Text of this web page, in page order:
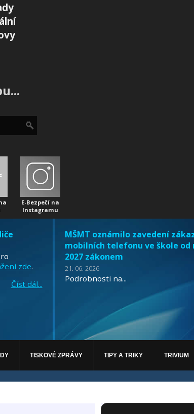
E-Bezpečí na
Instagramu
zde.
Číst dál...
MŠMT oznámilo zavedení
mobilních telefonu ve škole od
2027 zákonem
21. 06. 2026
Podrobnosti na...
TISKOVÉ ZPRÁVY TIPY A TRIKY TRIVIUM